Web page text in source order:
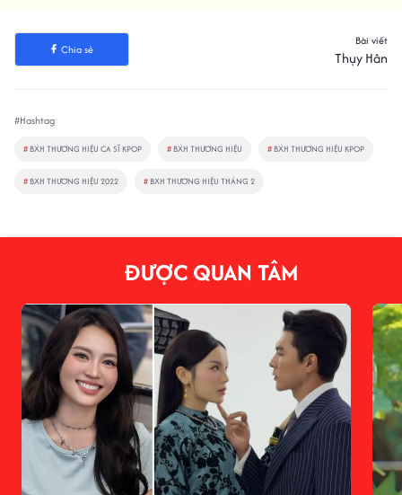
Chia sẻ
Bài viết
Thụy Hân
#Hashtag
# BXH THƯƠNG HIỆU CA SĨ KPOP # BXH THƯƠNG HIỆU # BXH THƯƠNG HIỆU KPOP
# BXH THƯƠNG HIỆU 2022 # BXH THƯƠNG HIỆU THÁNG 2
ĐƯỢC QUAN TÂM